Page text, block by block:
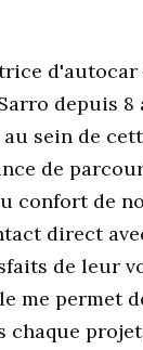
d'autocar
depuis 8
sein de
de
de
direct
de leur
me permet
chaque